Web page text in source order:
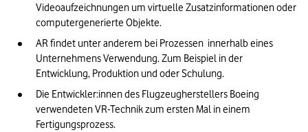
Videoaufzeichnungen um virtuelle Zusatzinformationen oder
computergenerierte Objekte.
AR findet unter anderem bei Prozessen  innerhalb eines
Unternehmens Verwendung. Zum Beispiel in der
Entwicklung, Produktion und oder Schulung.
Die Entwickler:innen des Flugzeugherstellers Boeing
verwendeten VR-Technik zum ersten Mal in einem
Fertigungsprozess.